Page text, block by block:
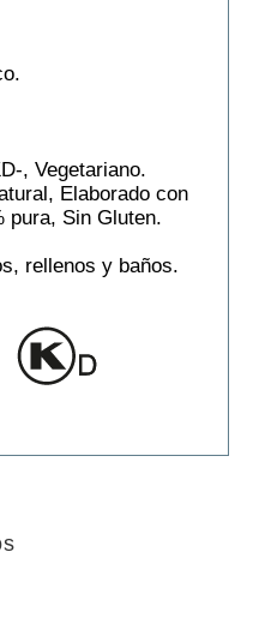
, Vegetariano.
Elaborado con
pura, Sin Gluten.
rellenos y baños.